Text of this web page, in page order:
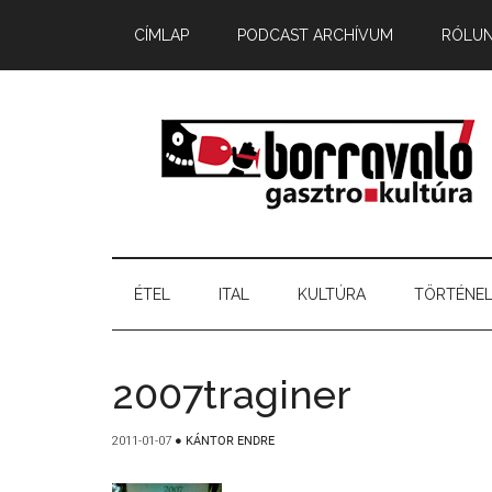
CÍMLAP PODCAST ARCHÍVUM
ÉTEL ITAL KULTÚRA
2007traginer
2011-01-07 ● KÁNTOR ENDRE